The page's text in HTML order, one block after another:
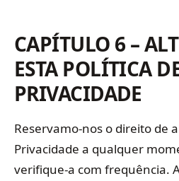
CAPÍTULO 6 –
ESTA POLÍTICA
PRIVACIDADE
Reservamo-nos o direito de
Privacidade a qualquer
verifique-a com frequência.